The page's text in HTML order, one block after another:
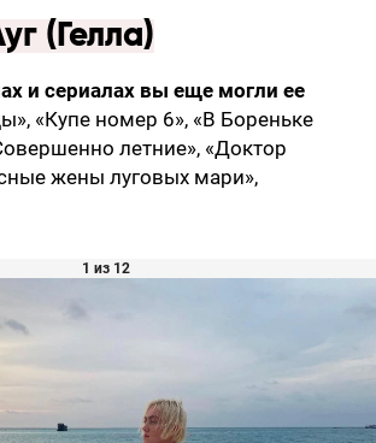
(Гелла)
и сериалах вы еще могли ее
«Купе номер 6», «В Бореньке
летние», «Доктор
жены луговых мари»,
1 из 12